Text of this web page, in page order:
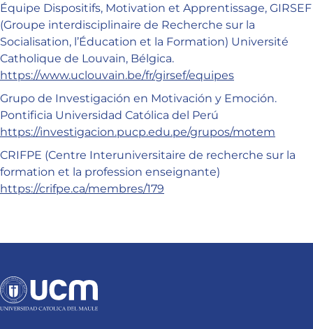
Équipe Dispositifs, Motivation et Apprentissage, GIRSEF
(Groupe interdisciplinaire de Recherche sur la
Socialisation, l’Éducation et la Formation) Université
Catholique de Louvain, Bélgica.
https://www.uclouvain.be/fr/girsef/equipes
Grupo de Investigación en Motivación y Emoción.
Pontificia Universidad Católica del Perú
https://investigacion.pucp.edu.pe/grupos/motem
CRIFPE (Centre Interuniversitaire de recherche sur la
formation et la profession enseignante)
https://crifpe.ca/membres/179